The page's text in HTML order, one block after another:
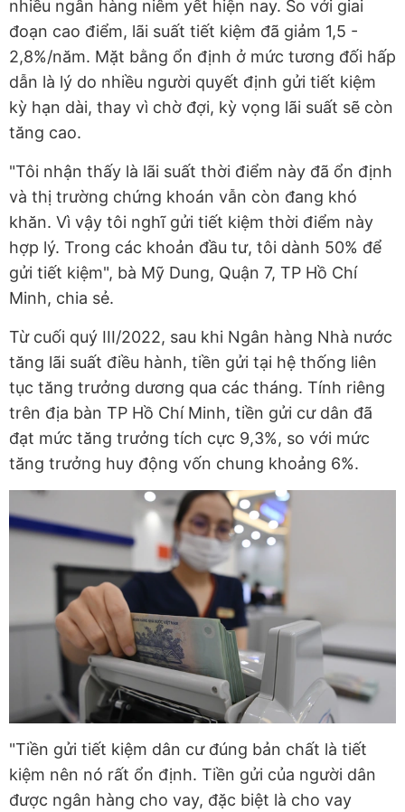
nhiều ngân hàng niêm yết hiện nay. So với giai
đoạn cao điểm, lãi suất tiết kiệm đã giảm 1,5 -
2,8%/năm. Mặt bằng ổn định ở mức tương đối hấp
dẫn là lý do nhiều người quyết định gửi tiết kiệm
kỳ hạn dài, thay vì chờ đợi, kỳ vọng lãi suất sẽ còn
tăng cao.
"Tôi nhận thấy là lãi suất thời điểm này đã ổn định
và thị trường chứng khoán vẫn còn đang khó
khăn. Vì vậy tôi nghĩ gửi tiết kiệm thời điểm này
hợp lý. Trong các khoản đầu tư, tôi dành 50% để
gửi tiết kiệm", bà Mỹ Dung, Quận 7, TP Hồ Chí
Minh, chia sẻ.
Từ cuối quý III/2022, sau khi Ngân hàng Nhà nước
tăng lãi suất điều hành, tiền gửi tại hệ thống liên
tục tăng trưởng dương qua các tháng. Tính riêng
trên địa bàn TP Hồ Chí Minh, tiền gửi cư dân đã
đạt mức tăng trưởng tích cực 9,3%, so với mức
tăng trưởng huy động vốn chung khoảng 6%.
"Tiền gửi tiết kiệm dân cư đúng bản chất là tiết
kiệm nên nó rất ổn định. Tiền gửi của người dân
được ngân hàng cho vay, đặc biệt là cho vay